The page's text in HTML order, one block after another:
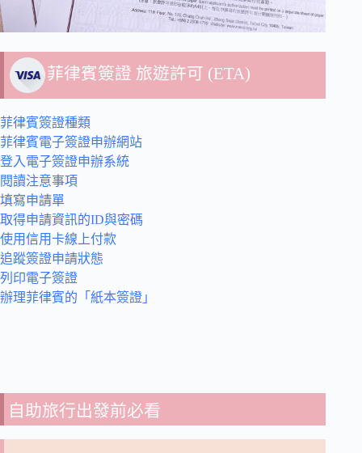
菲律賓簽證 旅遊許可 (ETA)
菲律賓簽證種類
菲律賓電子簽證申辦網站
登入電子簽證申辦系統
閱讀注意事項
填寫申請單
取得申請資訊的ID與密碼
使用信用卡線上付款
追蹤簽證申請狀態
列印電子簽證
辦理菲律賓的「紙本簽證」
自助旅行出發前必看